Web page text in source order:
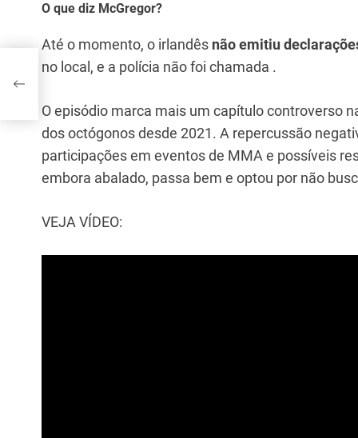
O que diz McGregor?
Até o momento, o irlandês não emitiu
no local, e a polícia não foi chamada .
O episódio marca mais um capítulo controverso
dos octógonos desde 2021. A repercussão
participações em eventos de MMA e possíveis
embora abalado, passa bem e optou por não
VEJA VÍDEO: